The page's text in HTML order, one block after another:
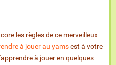
les règles de ce merveilleux
à jouer au yamsest à votre
à jouer en quelques